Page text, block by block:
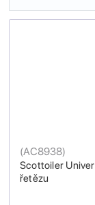
Scottoiler
řetězu
(AC8938)